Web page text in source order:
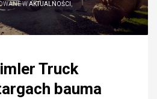
WAKTUALNOŚCI ,
Truck
bauma